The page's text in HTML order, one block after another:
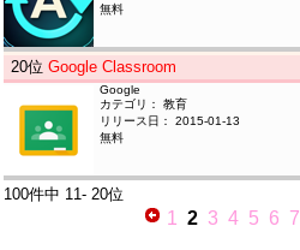
無料
20位Google Classroom
Google
カテゴリ： 教育
リリース日： 2015-01-13
無料
100件中 11- 20位
1 2 3 4 5 6 7